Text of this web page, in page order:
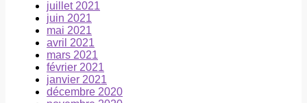
juillet 2021
juin 2021
mai 2021
avril 2021
mars 2021
février 2021
janvier 2021
décembre 2020